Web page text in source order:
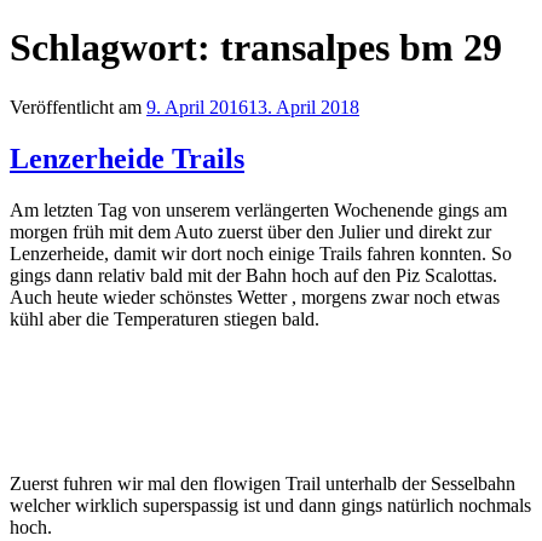
Schlagwort: transalpes bm 29
Veröffentlicht am 9. April 201613. April 2018
Lenzerheide Trails
Am letzten Tag von unserem verlängerten Wochenende gings am
morgen früh mit dem Auto zuerst über den Julier und direkt zur
Lenzerheide, damit wir dort noch einige Trails fahren konnten. So
gings dann relativ bald mit der Bahn hoch auf den Piz Scalottas.
Auch heute wieder schönstes Wetter , morgens zwar noch etwas
kühl aber die Temperaturen stiegen bald.
Zuerst fuhren wir mal den flowigen Trail unterhalb der Sesselbahn
welcher wirklich superspassig ist und dann gings natürlich nochmals
hoch.